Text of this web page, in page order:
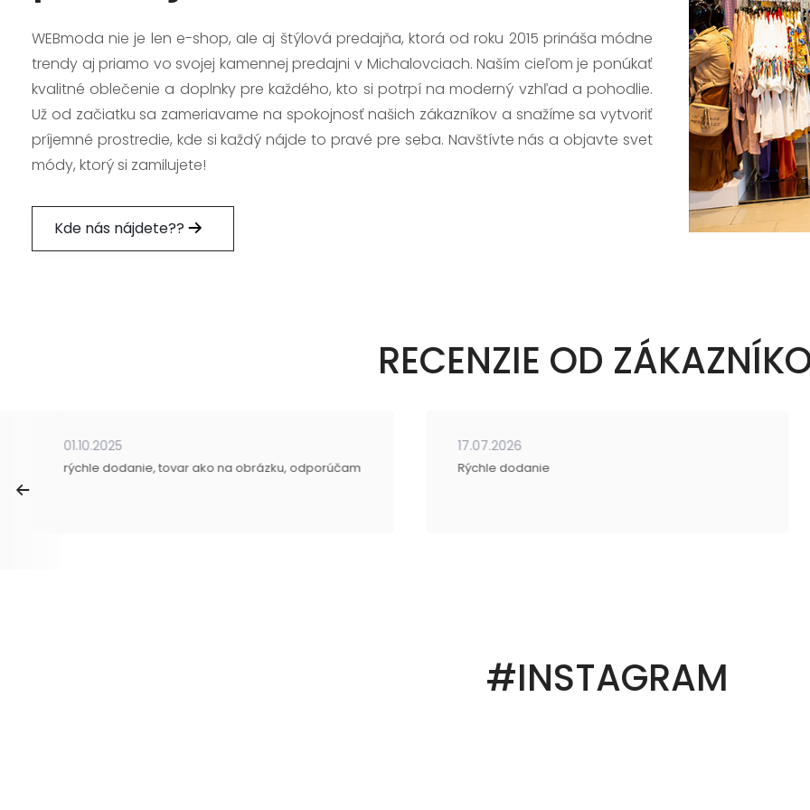
WEBmoda nie je len e-shop, ale aj štýlová predajňa, ktorá od roku 2015 prináša módne
trendy aj priamo vo svojej kamennej predajni v Michalovciach. Naším cieľom je ponúkať
kvalitné oblečenie a doplnky pre každého, kto si potrpí na moderný vzhľad a pohodlie.
Už od začiatku sa zameriavame na spokojnosť našich zákazníkov a snažíme sa vytvoriť
príjemné prostredie, kde si každý nájde to pravé pre seba. Navštívte nás a objavte svet
módy, ktorý si zamilujete!
Kde nás nájdete??
RECENZIE OD
01.10.2025
rýchle dodanie, tovar ako na obrázku, odporúčam
17.07.2026
Rýchle dodanie
#INSTAGRAM